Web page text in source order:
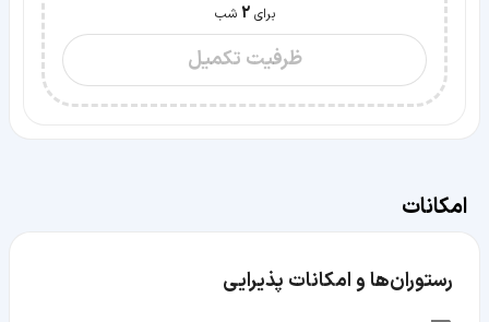
برای2 شب
ظرفیت تکمیل
امکانات
رستوران‌ها و امکانات پذیرایی